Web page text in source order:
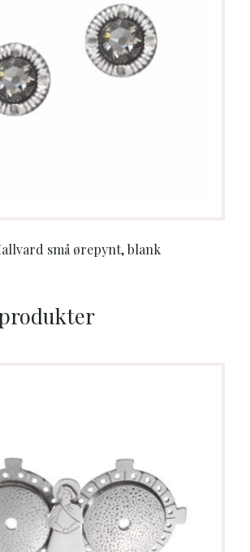
små ørepynt, blank